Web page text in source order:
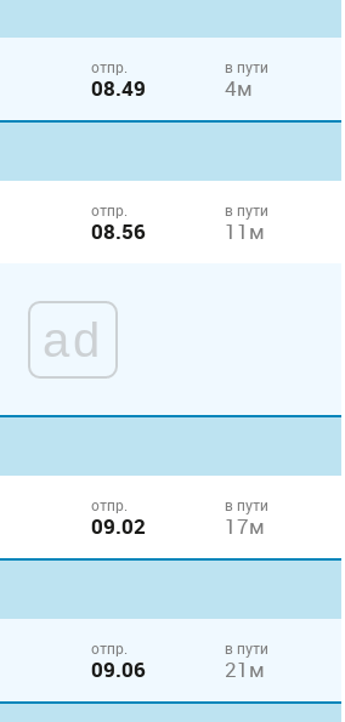
отпр.
08.49
в пути
4м
отпр.
08.56
в пути
11м
ad
отпр.
09.02
в пути
17м
отпр.
09.06
в пути
21м